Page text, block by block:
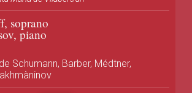
soprano
piano
Schumann, Barber, Médtner,